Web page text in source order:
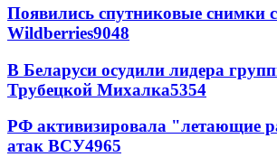
Появились спутниковые снимки
Wildberries9048
В Беларуси осудили лидера
Трубецкой Михалка5354
РФ активизировала "летающие
атак ВСУ4965